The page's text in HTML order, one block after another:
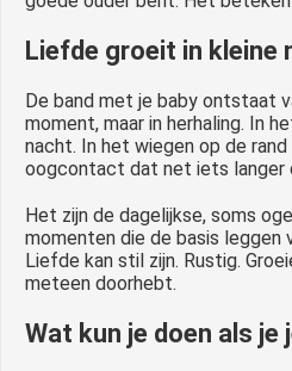
Liefde groeit in kleine
De band met je baby ontstaat
moment, maar in herhaling. In
nacht. In het wiegen op de
oogcontact dat net iets langer
Het zijn de dagelijkse, soms
momenten die de basis leggen
Liefde kan stil zijn. Rustig.
meteen doorhebt.
Wat kun je doen als je